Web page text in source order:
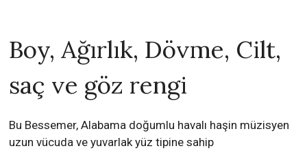
Boy, Ağırlık, Dövme, Cilt,
saç ve göz rengi
Bu Bessemer, Alabama doğumlu havalı haşin müzisyen
uzun vücuda ve yuvarlak yüz tipine sahip